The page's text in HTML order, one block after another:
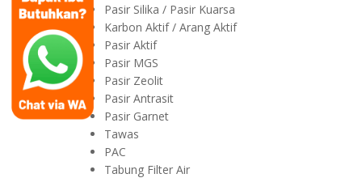
Pasir Silika / Pasir Kuarsa
Karbon Aktif / Arang Aktif
Pasir Aktif
Pasir MGS
Pasir Zeolit
Pasir Antrasit
Pasir Garnet
Tawas
PAC
Tabung Filter Air